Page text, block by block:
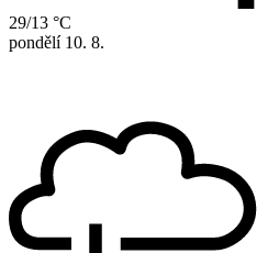
29/13 °C
pondělí 10. 8.